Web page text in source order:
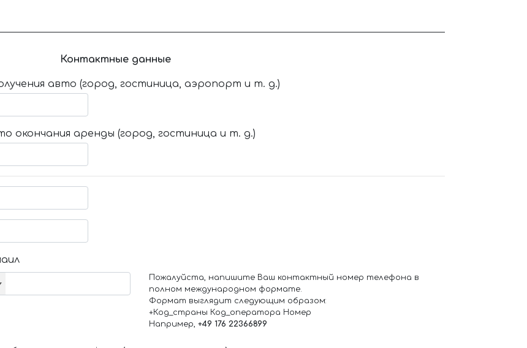
Контактные данные
авто (город, гостиница, аэропорт и т. д.)
окончания аренды (город, гостиница и т. д.)
Пожалуйста, напишите Ваш контактный номер телефона в
полном международном формате.
Формат выглядит следующим образом:
+Код_страны Код_оператора Номер
Например, +49 176 22366899